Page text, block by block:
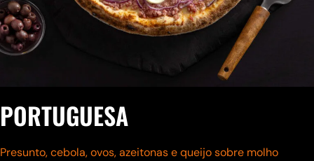
PORTUGUESA
Presunto, cebola, ovos, azeitonas e queijosobre molho